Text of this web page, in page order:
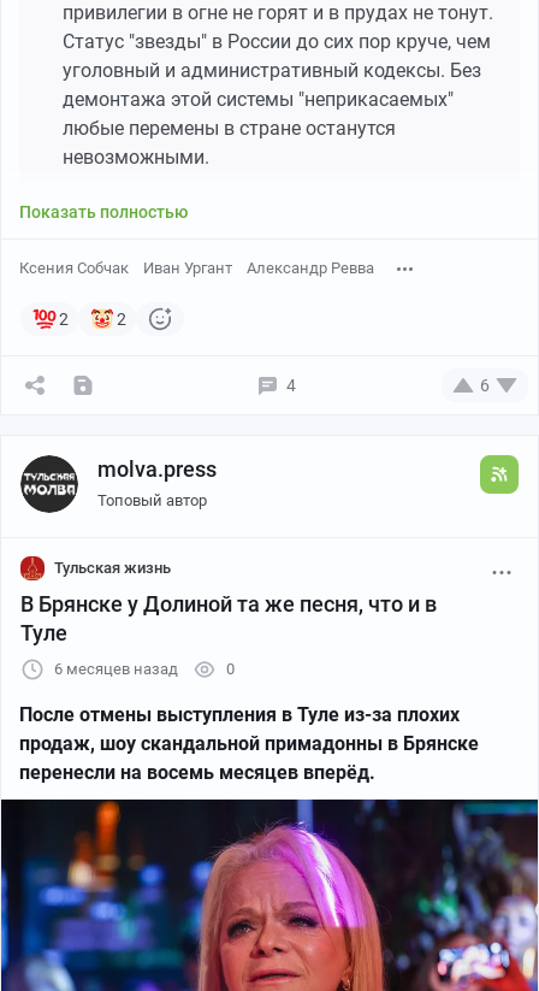
привилегии в огне не горят и в прудах не тонут.
Статус "звезды" в России до сих пор круче, чем
уголовный и административный кодексы. Без
демонтажа этой системы "неприкасаемых"
любые перемены в стране останутся
невозможными.
Показать полностью
Ксения Собчак Иван Ургант Александр Ревва
2 2
4 6
molva.press
Топовый автор
Тульская жизнь
В Брянске у Долиной та же песня, что и в
Туле
6 месяцев назад 0
После отмены выступления в Туле из-за плохих
продаж, шоу скандальной примадонны в Брянске
перенесли на восемь месяцев вперёд.